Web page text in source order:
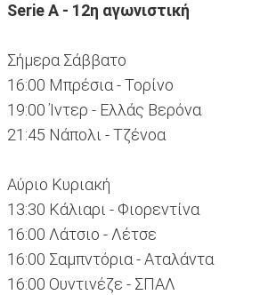
Serie A - 12η αγωνιστική
Σήμερα Σάββατο
16:00 Μπρέσια - Τορίνο
19:00 Ίντερ - Ελλάς Βερόνα
21:45 Νάπολι - Τζένοα
Αύριο Κυριακή
13:30 Κάλιαρι - Φιορεντίνα
16:00 Λάτσιο - Λέτσε
16:00 Σαμπντόρια - Αταλάντα
16:00 Ουντινέζε - ΣΠΑΛ